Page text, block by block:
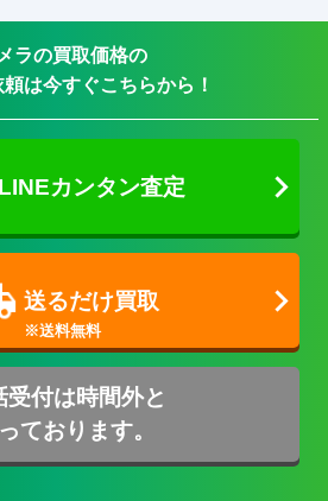
ラの買取価格の
は今すぐこちらから！
LINEカンタン査定
送るだけ買取
受付は時間外と
ております。